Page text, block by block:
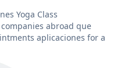
Yoga Class
abroad que
aplicaciones for a